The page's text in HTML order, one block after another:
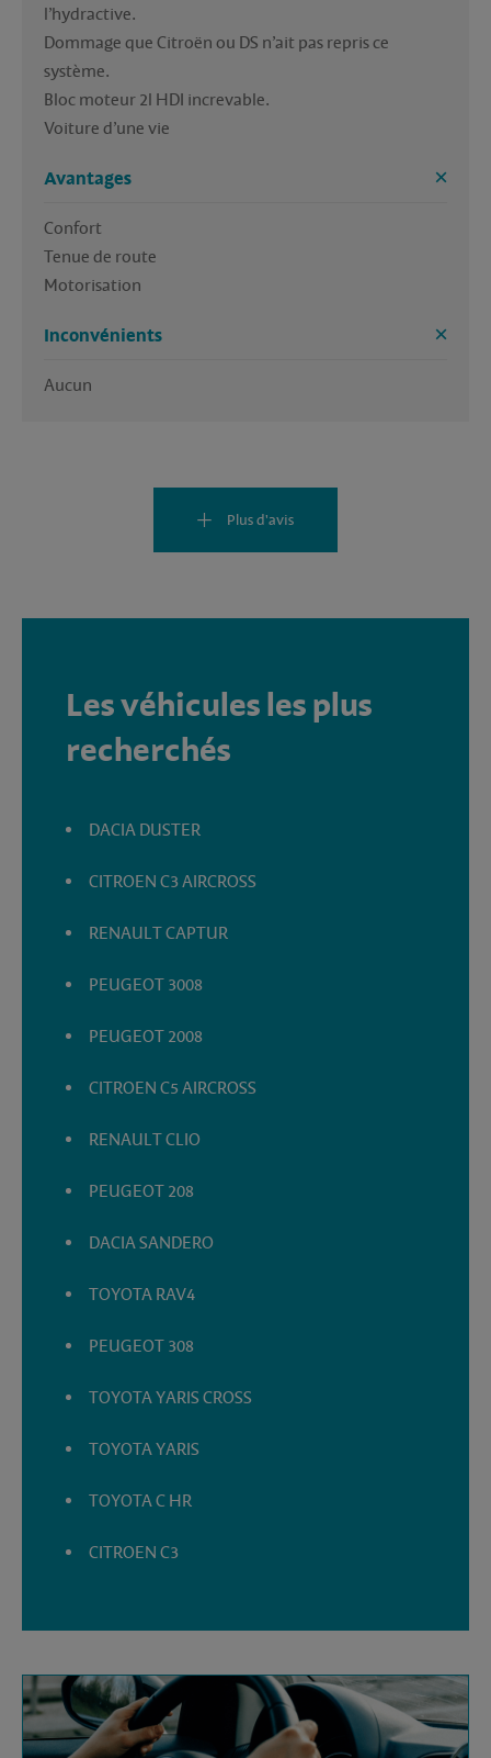
l’hydractive.
Dommage que Citroën ou DS n’ait pas repris ce
système.
Bloc moteur 2l HDI increvable.
Voiture d’une vie
Avantages
Confort
Tenue de route
Motorisation
Inconvénients
Aucun
Plus d'avis
Les véhicules les plus
recherchés
DACIA DUSTER
CITROEN C3 AIRCROSS
RENAULT CAPTUR
PEUGEOT 3008
PEUGEOT 2008
CITROEN C5 AIRCROSS
RENAULT CLIO
PEUGEOT 208
DACIA SANDERO
TOYOTA RAV4
PEUGEOT 308
TOYOTA YARIS CROSS
TOYOTA YARIS
TOYOTA C HR
CITROEN C3